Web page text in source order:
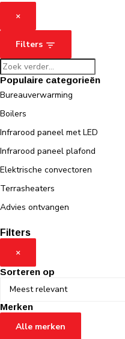
×
Filters
Populaire categorieën
Bureauverwarming
Boilers
Infrarood paneel met LED
Infrarood paneel plafond
Elektrische convectoren
Terrasheaters
Advies ontvangen
Filters
×
Sorteren op
Merken
Alle merken